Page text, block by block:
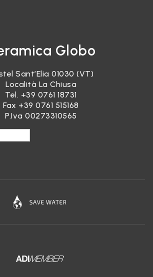
Globo
Sant’Elia 01030 (VT)
Località La Chiusa
Tel. +39 0761 18731
Fax +39 0761 515168
P.Iva 00273310565